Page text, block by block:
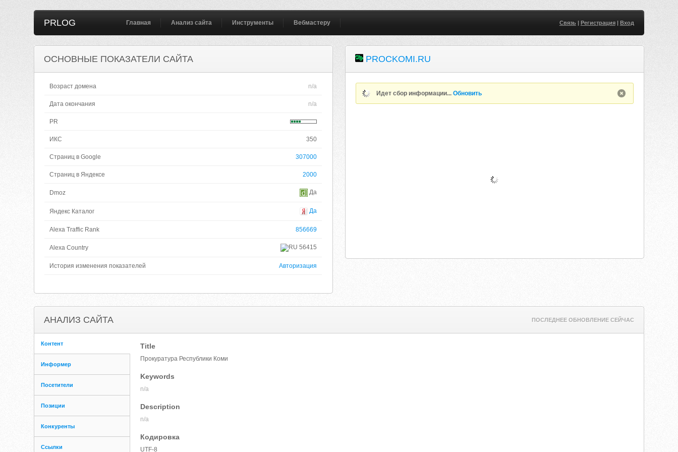
PRLOG Главная Анализ сайта Инструменты Вебмастеру Связь| Регистрация| Вход
ОСНОВНЫЕ ПОКАЗАТЕЛИ САЙТА
Возраст домена n/a
Дата окончания n/a
PR
ИКС 350
Страниц в Google 307000
Страниц в Яндексе 2000
Dmoz Да
Яндекс Каталог Да
Alexa Traffic Rank 856669
Alexa Country 56415
История изменения показателей Авторизация
PROCKOMI.RU
Идет сбор информации...Обновить
АНАЛИЗ САЙТА ПОСЛЕДНЕЕ ОБНОВЛЕНИЕ СЕЙЧАС
Контент
Информер
Посетители
Позиции
Конкуренты
Ссылки
Title
Прокуратура Республики Коми
Keywords
n/a
Description
n/a
Кодировка
UTF-8